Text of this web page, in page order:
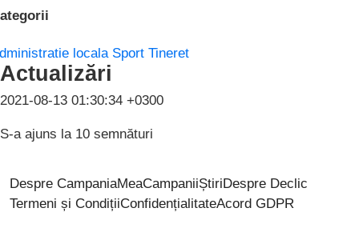
locala Sport Tineret
Actualizări
2021-08-13 01:30:34 +0300
S-a ajuns la 10 semnături
Despre CampaniaMeaCampaniiȘtiriDespre Declic
Termeni și CondițiiConfidențialitateAcord GDPR